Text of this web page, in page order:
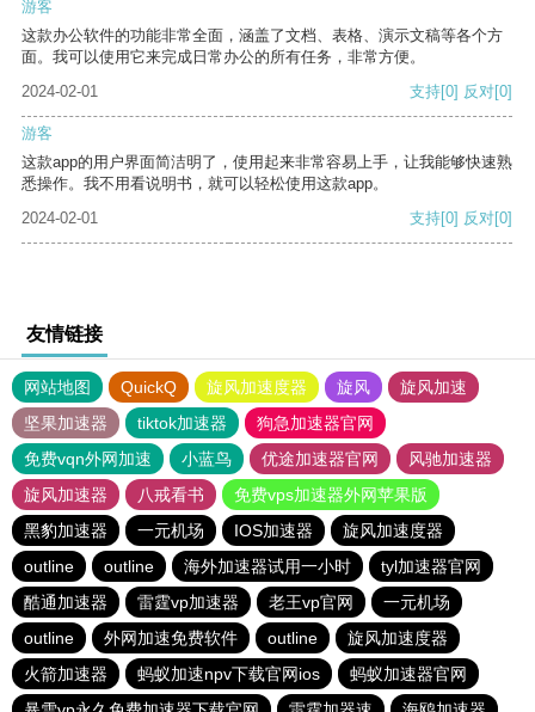
游客
这款办公软件的功能非常全面，涵盖了文档、表格、演示文稿等各个方
面。我可以使用它来完成日常办公的所有任务，非常方便。
2024-02-01
支持[0] 反对[0]
游客
这款app的用户界面简洁明了，使用起来非常容易上手，让我能够快速熟
悉操作。我不用看说明书，就可以轻松使用这款app。
2024-02-01
支持[0] 反对[0]
友情链接
网站地图 QuickQ 旋风加速度器 旋风
旋风加速
坚果加速器
tiktok加速器
狗急加速器官网
免费vqn外网加速
小蓝鸟 优途加速器官网
风驰加速器
旋风加速器
八戒看书
免费vps加速器外网苹果版
黑豹加速器
一元机场 IOS加速器
旋风加速度器
outline
outline 海外加速器试用一小时
tyl加速器官网
酷通加速器
雷霆vp加速器 老王vp官网
一元机场
outline
外网加速免费软件 outline
旋风加速度器
火箭加速器
蚂蚁加速npv下载官网ios
蚂蚁加速器官网